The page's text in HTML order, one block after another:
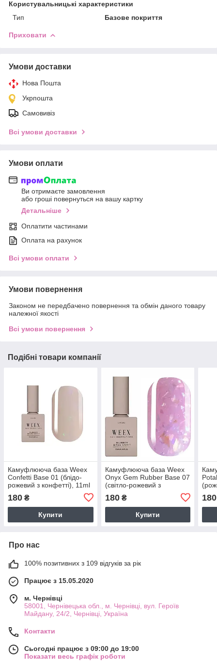
Користувальницькі характеристики
Тип
Базове покриття
Приховати
Умови доставки
Нова Пошта
Укрпошта
Самовивіз
Всі умови доставки
Умови оплати
Ви отримаєте замовлення
або гроші повернуться на вашу картку
Детальніше
Оплатити частинами
Оплата на рахунок
Всі умови оплати
Умови повернення
Законом не передбачено повернення та обмін даного товару
належної якості
Всі умови повернення
Подібні товари компанії
Камуфлююча база Weex
Confetti Base 01 (блідо-
рожевий з конфетті), 11ml
180 ₴
Купити
Камуфлююча база Weex
Onyx Gem Rubber Base 07
(світло-рожевий з
пластівцями юкі), 11ml
180₴
Купити
180
Про нас
100% позитивних з 109 відгуків за рік
Працює з 15.05.2020
м. Чернівці
58001, Чернівецька обл., м. Чернівці, вул. Героїв
Майдану, 24/2, Чернівці, Україна
Контакти
Сьогодні працює з 09:00 до 19:00
Показати весь графік роботи